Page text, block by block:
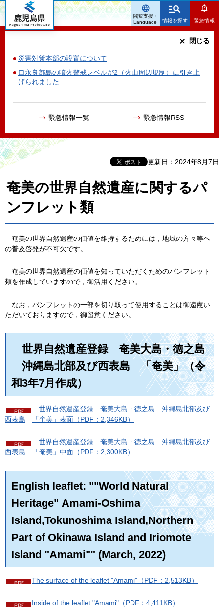
鹿児島県
情報を探す 緊急情報
災害対策本部の設置について
口永良部島の噴火警戒レベルが2（火山周辺規制）に引き上
げられました
緊急情報一覧 緊急情報RSS
閉じる
閲覧支援・
Language
更新日：2024年8月7日
奄美の世界自然遺産に関するパ
ンフレット類
奄美の世界自然遺産の価値を維持するためには， 地域の方々等へ
の普及啓発が不可欠です。
奄美の世界自然遺産の価値を知っていただくためのパンフレット
類を作成していますので，御活用ください。
なお，パンフレットの一部を切り取って使用することは御遠慮い
ただいておりますので，御留意ください。
世界自然遺産登録 奄美大島・徳之島
沖縄島北部及び西表島 「奄美」（令
和3年7月作成）
世界自然遺産登録 奄美大島・徳之島 沖縄島北部及び
西表島
「奄美」表面（PDF：2,346KB）
世界自然遺産登録 奄美大島・徳之島 沖縄島北部及び
西表島
「奄美」中面（PDF：2,300KB）
English leaflet: ""World Natural
Heritage" Amami-Oshima
Island,Tokunoshima Island,Northern
Part of Okinawa Island and Iriomote
Island "Amami"" (March, 2022)
The surface of the leaflet "Amami"（PDF：2,513KB）
Inside of the leaflet "Amami"（PDF：4,411KB）